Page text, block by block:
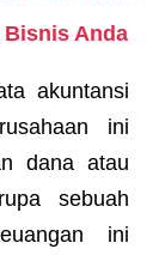
Anda
akuntansi
ini
dana atau
sebuah
ini